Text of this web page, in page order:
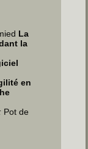
La
la
en
Pot de